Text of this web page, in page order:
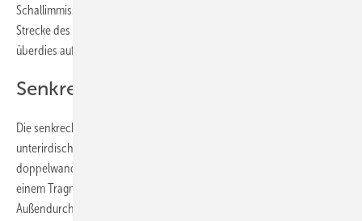
Schallimmissionen integrierte man zusätzlich ein Schalldämpfer in die
Strecke des BHKW. Für die Schwingungsentkoppelung ist das Gerät
überdies auf Sylomerstreifen gebettet.
Senkrechte Abgasführung
Die senkrechte Abgasführung befindet sich direkt hinter der
unterirdischen Heizzentrale. Sie ist etwa 12,5 m hoch und umfasst vier
doppelwandige Abgasleitungen aus hochwertigem Edelstahl, die an
einem Tragmast montiert wurden. Diese Konstruktion weist einen
Außendurchmesser von 508 mm auf und wurde mit einem